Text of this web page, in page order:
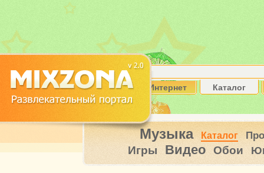
Интернет Каталог
Музыка Каталог
Игры Видео Обои